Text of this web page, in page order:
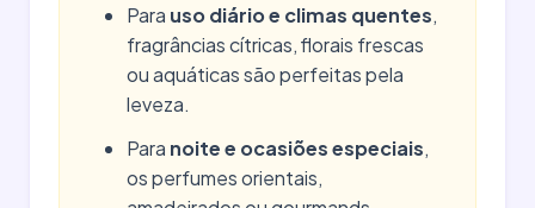
Para uso diário e climas quentes,
fragrâncias cítricas, florais frescas
ou aquáticas são perfeitas pela
leveza.
Para noite e ocasiões especiais,
os perfumes orientais,